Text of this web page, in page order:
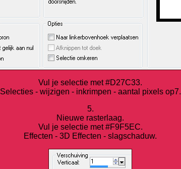
Vul je selectie met #D27C33.
Selecties - wijzigen - inkrimpen - aantal pixels op7.
5.
Nieuwe rasterlaag.
Vul je selectie met #F9F5EC.
Effecten - 3D Effecten - slagschaduw.